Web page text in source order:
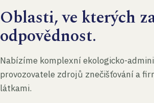
Oblasti, ve kterých
odpovědnost.
Nabízíme komplexní ekologicko-
provozovatele zdrojů znečišťování a
látkami.